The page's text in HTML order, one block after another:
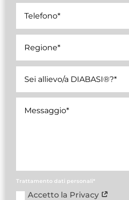
Trattamento dati personali*
Accetto la Privacy